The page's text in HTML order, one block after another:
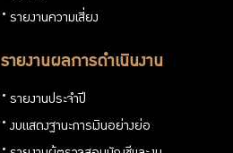
รายงานความเสี่ยง
รายงานผลการดำเนินงาน
รายงานประจำปี
งบแสดงฐานะการเงินอย่างย่อ